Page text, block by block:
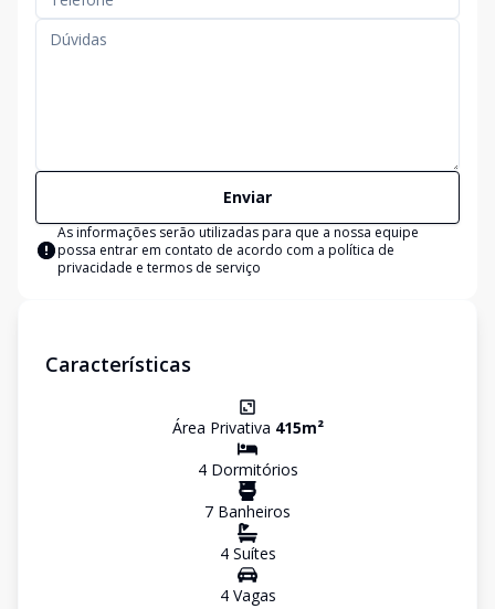
Enviar
As informações serão utilizadas para que a nossa equipe
possa entrar em contato de acordo com a política de
privacidade e termos de serviço
Características
Área Privativa 415m²
4Dormitórios
7 Banheiros
4Suítes
4Vagas